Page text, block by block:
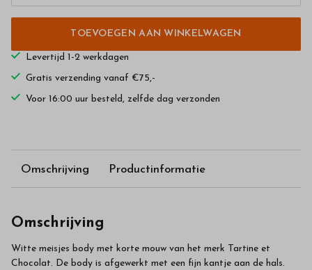
TOEVOEGEN AAN WINKELWAGEN
Levertijd 1-2 werkdagen
Gratis verzending vanaf €75,-
Voor 16:00 uur besteld, zelfde dag verzonden
Omschrijving Productinformatie
Omschrijving
Witte meisjes body met korte mouw van het merk Tartine et
Chocolat. De body is afgewerkt met een fijn kantje aan de hals.